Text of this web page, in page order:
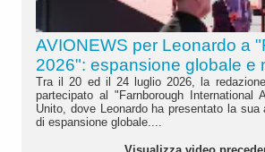
AVIONEWS per Leonardo a
2026": espansione globale e
Tra il 20 ed il 24 luglio 2026, la
partecipato al "Farnborough International
Unito, dove Leonardo ha presentato la sua
di espansione globale....